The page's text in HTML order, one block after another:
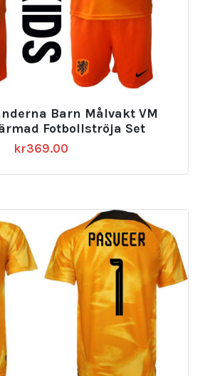
Barn Målvakt VM
Fotbollströja Set
kr369.00